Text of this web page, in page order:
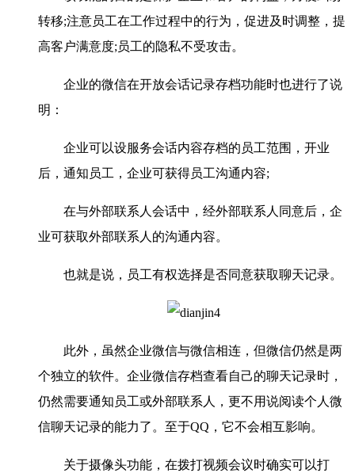
转移;注意员工在工作过程中的行为，促进及时调整，提
高客户满意度;员工的隐私不受攻击。
企业的微信在开放会话记录存档功能时也进行了说
明：
企业可以设服务会话内容存档的员工范围，开业
后，通知员工，企业可获得员工沟通内容;
在与外部联系人会话中，经外部联系人同意后，企
业可获取外部联系人的沟通内容。
也就是说，员工有权选择是否同意获取聊天记录。
此外，虽然企业微信与微信相连，但微信仍然是两
个独立的软件。企业微信存档查看自己的聊天记录时，
仍然需要通知员工或外部联系人，更不用说阅读个人微
信聊天记录的能力了。至于QQ，它不会相互影响。
关于摄像头功能，在拨打视频会议时确实可以打